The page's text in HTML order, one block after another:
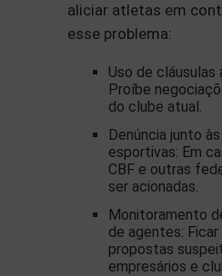
aliciar atletas em
esse problema:
Uso de
Proíbe
do clube atual.
Denúncia junto
esportivas: Em
CBF e outras
ser acionadas.
Monitoramento
de agentes:
propostas
empresários e